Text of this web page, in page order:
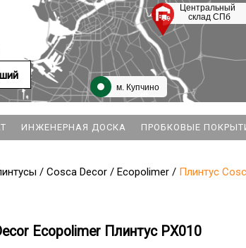
м. Купчино
Центральный
склад СПб
ИНЖЕНЕРНАЯ ДОСКА ПРОБКОВЫЕ
/ Cosca Decor / Ecopolimer / Плинтус
Ecopolimer Плинтус PX010